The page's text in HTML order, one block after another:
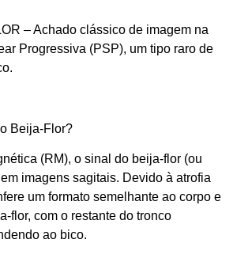
– Achado clássico de imagem na
Progressiva (PSP), um tipo raro de
Beija-Flor?
(RM), o sinal do beija-flor (ou
imagens sagitais. Devido à atrofia
um formato semelhante ao corpo e
flor, com o restante do tronco
ao bico.